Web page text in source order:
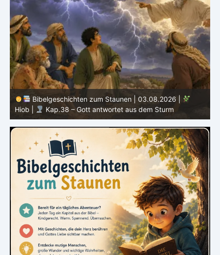
Bibelgeschichten zum Staunen | 03.08.2026 |
Hiob |
Kap.38 – Gott antwortet aus dem Sturm